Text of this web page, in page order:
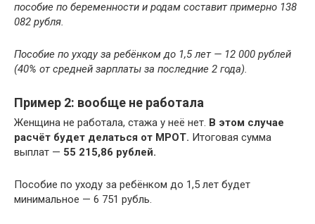
пособие по беременности и родам составит примерно 138
082 рубля.
Пособие по уходу за ребёнком до 1,5 лет — 12 000 рублей
(40% от средней зарплаты за последние 2 года).
Пример 2: вообще не работала
Женщина не работала, стажа у неё нет. В этом случае
расчёт будет делаться от МРОТ. Итоговая сумма
выплат — 55 215,86 рублей.
Пособие по уходу за ребёнком до 1,5 лет будет
минимальное — 6 751 рубль.